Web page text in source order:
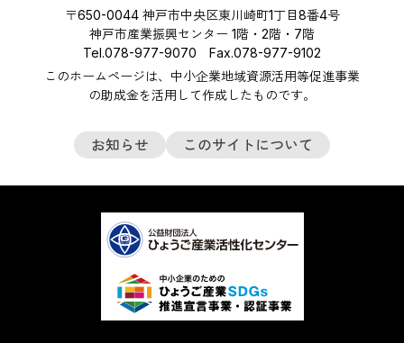
〒650-0044 神戸市中央区東川崎町1丁目8番4号
神戸市産業振興センター 1階・2階・7階
Tel.078-977-9070 Fax.078-977-9102
このホームページは、中小企業地域資源活用等促進事業
の助成金を活用して作成したものです。
お知らせ このサイトについて